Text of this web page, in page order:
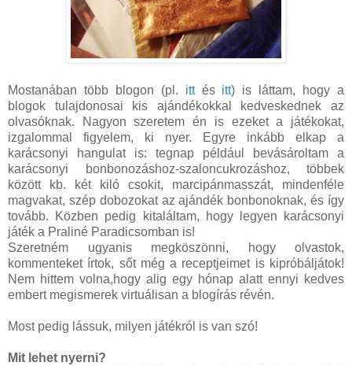
Mostanában több blogon (pl. ittés itt) is láttam, hogy a
blogok tulajdonosai kis ajándékokkal kedveskednek az
olvasóknak. Nagyon szeretem én is ezeket a játékokat,
izgalommal figyelem, ki nyer. Egyre inkább elkap a
karácsonyi hangulat is: tegnap például bevásároltam a
karácsonyi bonbonozáshoz-szaloncukrozáshoz, többek
között kb. két kiló csokit, marcipánmasszát, mindenféle
magvakat, szép dobozokat az ajándék bonbonoknak, és így
tovább. Közben pedig kitaláltam, hogy legyen karácsonyi
játék a Praliné Paradicsomban is!
Szeretném ugyanis megköszönni, hogy olvastok,
kommenteket írtok, sőt még a receptjeimet is kipróbáljátok!
Nem hittem volna,hogy alig egy hónap alatt ennyi kedves
embert megismerek virtuálisan a blogírás révén.
Most pedig lássuk, milyen játékról is van szó!
Mit lehet nyerni?